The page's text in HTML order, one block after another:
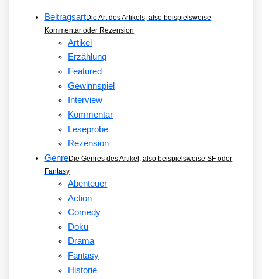
BeitragsartDie Art des Artikels, also beispielsweise
Kommentar oder Rezension
Artikel
Erzählung
Featured
Gewinnspiel
Interview
Kommentar
Leseprobe
Rezension
GenreDie Genres des Artikel, also beispielsweise SF oder
Fantasy
Abenteuer
Action
Comedy
Doku
Drama
Fantasy
Historie